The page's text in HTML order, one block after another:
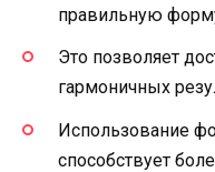
правильную
Это позволяет
гармоничных
Использование
способствует